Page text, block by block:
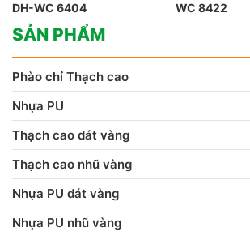
DH-WC 6404 WC 8422
SẢN PHẨM
Phào chỉ Thạch cao
Nhựa PU
Thạch cao dát vàng
Thạch cao nhũ vàng
Nhựa PU dát vàng
Nhựa PU nhũ vàng